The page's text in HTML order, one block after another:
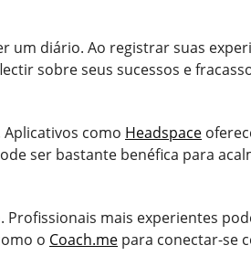
diário. Ao registrar suas
sobre seus sucessos e
como Headspace
ser bastante benéfica para
mais experientes
o Coach.me para conectar-se